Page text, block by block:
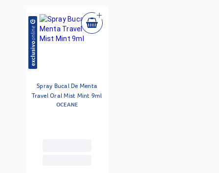
Spray Bucal De Menta
Travel Oral Mist Mint 9ml
OCEANE